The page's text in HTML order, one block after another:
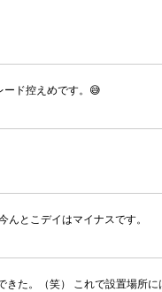
ード控えめです。😅
とこデイはマイナスです。
た。（笑） これで設置場所に